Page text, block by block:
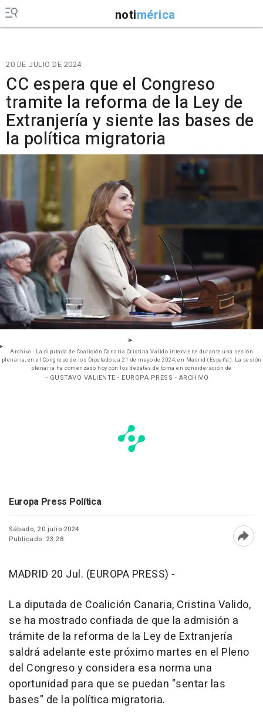
notimérica
20 DE JULIO DE 2024
CC espera que el Congreso
tramite la reforma de la Ley de
Extranjería y siente las bases de
la política migratoria
Archivo - La diputada de Coalición Canaria Cristina Valido interviene durante una sesión
plenaria, en el Congreso de los Diputados, a 21 de mayo de 2024, en Madrid (España). La sesión
plenaria ha comenzado hoy con los debates de toma en consideración de
- GUSTAVO VALIENTE - EUROPA PRESS - ARCHIVO
Europa Press Política
Sábado, 20 julio 2024
Publicado: 23:28
MADRID 20 Jul. (EUROPA PRESS) -
La diputada de Coalición Canaria, Cristina Valido,
se ha mostrado confiada de que la admisión a
trámite de la reforma de la Ley de Extranjería
saldrá adelante este próximo martes en el Pleno
del Congreso y considera esa norma una
oportunidad para que se puedan "sentar las
bases" de la política migratoria.